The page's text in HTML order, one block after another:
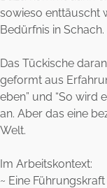
sowieso enttäuscht
Bedürfnis in Schach.
Das Tückische
geformt aus
eben” und “So wird
an. Aber das eine
Welt.
Im Arbeitskontext:
~ Eine